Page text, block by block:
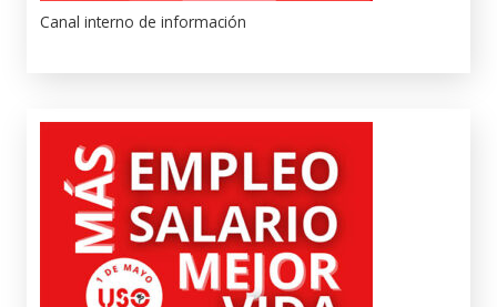
Canal interno de información